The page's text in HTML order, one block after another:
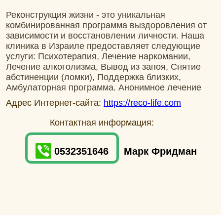
Реконструкция жизни - это уникальная
комбинированная программа выздоровления от
зависимости и восстановлении личности. Наша
клиника в Израиле предоставляет следующие
услуги: Психотерапия, Лечение наркомании,
Лечение алкоголизма, Вывод из запоя, Снятие
абстиненции (ломки), Поддержка близких,
Амбулаторная программа. Анонимное лечение
Адрес Интернет-сайта: https://reco-life.com
Контактная информация:
0532351646 Марк Фридман